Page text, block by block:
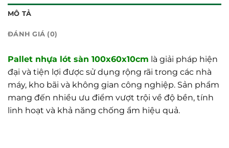
MÔ TẢ
ĐÁNH GIÁ (0)
Pallet nhựa lót sàn 100x60x10cm là giải pháp hiện
đại và tiện lợi được sử dụng rộng rãi trong các nhà
máy, kho bãi và không gian công nghiệp. Sản phẩm
mang đến nhiều ưu điểm vượt trội về độ bền, tính
linh hoạt và khả năng chống ẩm hiệu quả.